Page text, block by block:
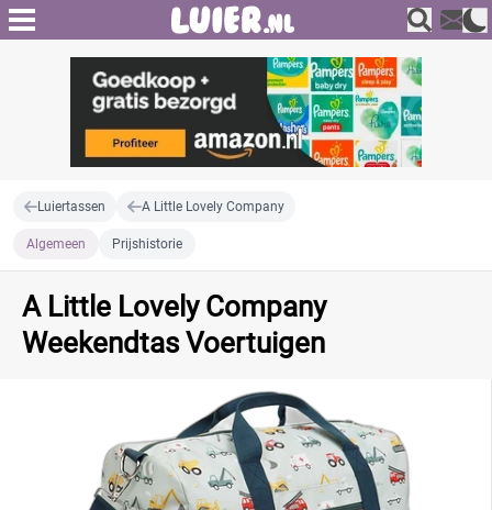
Luiertassen A Little Lovely Company
Algemeen Prijshistorie
A Little Lovely Company
Weekendtas Voertuigen